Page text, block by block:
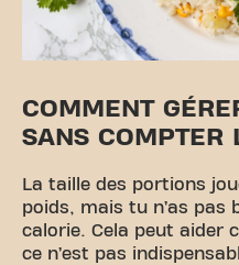
COMMENT
SANS COMPTER
La taille des portions
poids, mais tu n’as pas
calorie. Cela peut aider
ce n’est pas